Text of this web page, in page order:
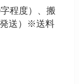
程度）、搬
送）※送料